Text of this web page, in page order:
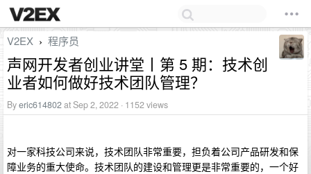
V2EX › 程序员
声网开发者创业讲堂丨第 5 期：技术创
业者如何做好技术团队管理？
Byeric614802at Sep 2, 2022 · 1152 views
对一家科技公司来说，技术团队非常重要，担负着公司产品研发和保
障业务的重大使命。技术团队的建设和管理更是非常重要的，一个好